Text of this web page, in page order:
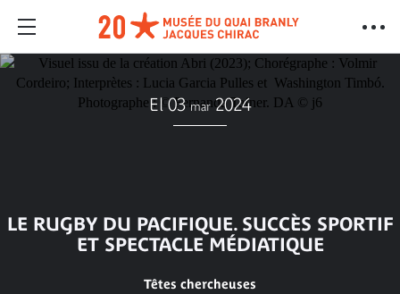
El 03mar 2024
LE RUGBY DU PACIFIQUE. SUCCÈS SPORTIF
ET SPECTACLE MÉDIATIQUE
Têtes chercheuses